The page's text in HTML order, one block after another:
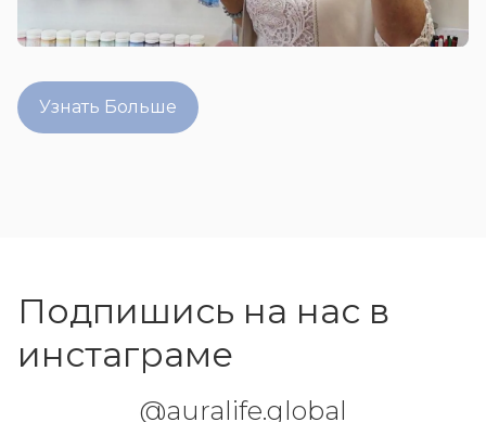
Узнать Больше
Подпишись на нас в
инстаграме
@auralife.global